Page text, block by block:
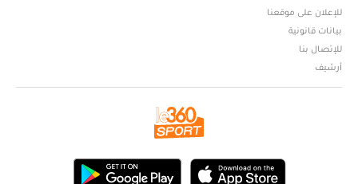
للإعلان على موقعنا
بيانات قانونية
للإتصال بنا
أرشيف